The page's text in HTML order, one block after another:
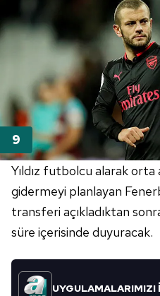
Yıldız futbolcu alarak
gidermeyi planlayan
transferi açıkladıktan
süre içerisinde duyuracak.
UYGULAMALARIMIZI